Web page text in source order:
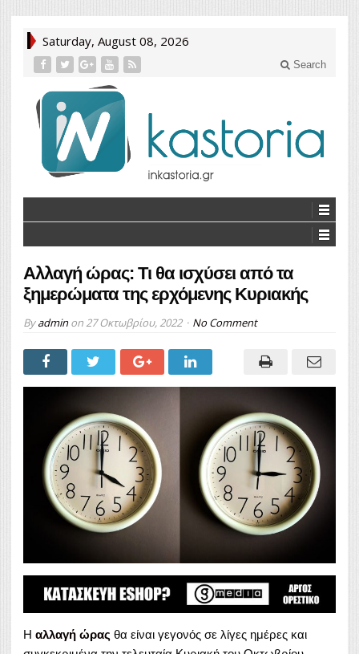
Saturday, August 08, 2026
Search
Αλλαγή ώρας: Τι θα ισχύσει από τα
ξημερώματα της ερχόμενης Κυριακής
Byadminon 27 Οκτωβρίου, 2022 No Comment
Η αλλαγή ώρας θα είναι γεγονός σε λίγες ημέρες και